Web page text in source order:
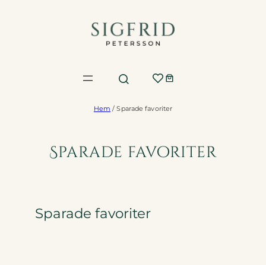
Hem / Sparade favoriter
Sparade favoriter
Sparade favoriter